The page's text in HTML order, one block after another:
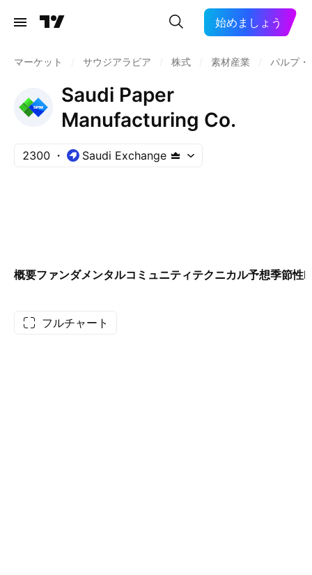
始めましょう
マーケット サウジアラビア 株式 素材産業 パルプ・
Saudi Paper
Manufacturing Co.
2300 Saudi Exchange
概要ファンダメンタルコミュニティテクニカル予想季節性
フルチャート